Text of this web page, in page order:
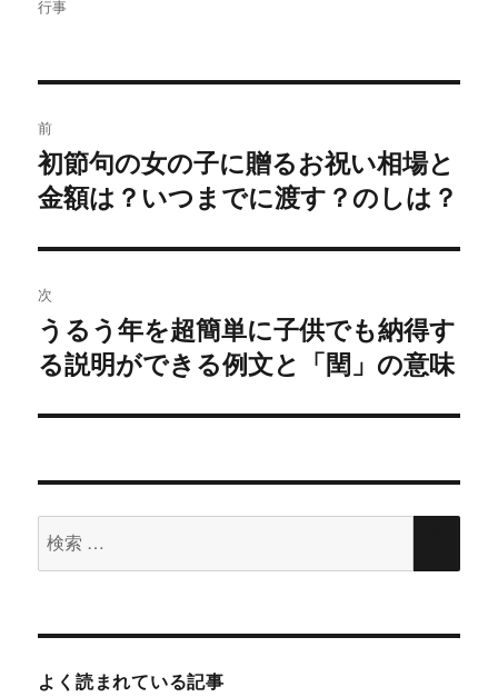
有
ウ
ィ
ン
ド
ウ
で
ま
ク
く
だ
さ
い
(
い
ウ
で
開
き
ま
稿
行事
稿
ナ
ビ
ゲ
ー
シ
ン
前
過
去
投
稿:
初節句の女の子に贈るお祝い相場と
金額は？いつまでに渡す？のしは？
次
次
の
稿:
うるう年を超簡単に子供でも納得す
る説明ができる例文と「閏」の意味
索
よく読まれている記事